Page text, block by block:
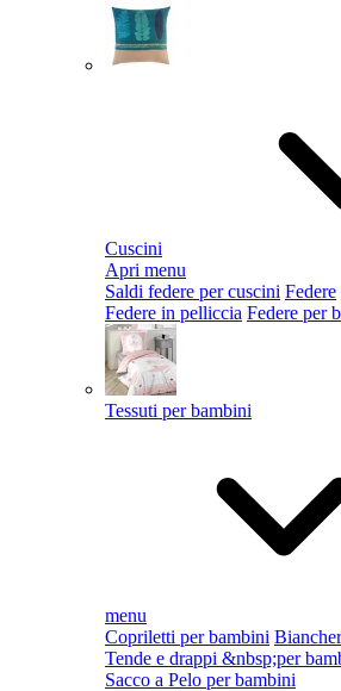
Cuscini
Apri menu
Saldi federe per cuscini Federe
Federe in pelliccia Federe per
Tessuti per bambini
menu
Copriletti per bambini
Tende e drappi &nbsp;per
Sacco a Pelo per bambini